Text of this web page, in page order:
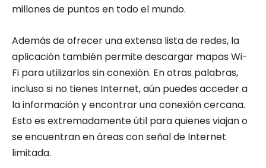
millones de puntos en todo el mundo.
Además de ofrecer una extensa lista de redes, la
aplicación también permite descargar mapas Wi-
Fi para utilizarlos sin conexión. En otras palabras,
incluso si no tienes Internet, aún puedes acceder a
la información y encontrar una conexión cercana.
Esto es extremadamente útil para quienes viajan o
se encuentran en áreas con señal de Internet
limitada.